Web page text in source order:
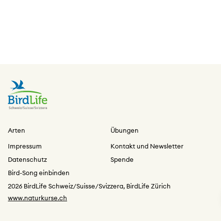
Arten
Übungen
Impressum
Kontakt und Newsletter
Datenschutz
Spende
Bird-Song einbinden
2026 BirdLife Schweiz/Suisse/Svizzera, BirdLife Zürich
www.naturkurse.ch